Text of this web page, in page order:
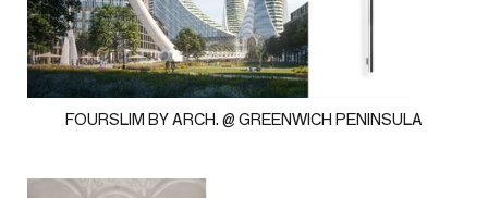
FOURSLIM BY ARCH. @ GREENWICH PENINSULA